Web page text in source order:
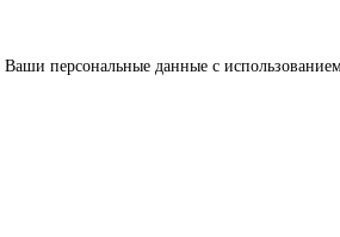
персональные данные с